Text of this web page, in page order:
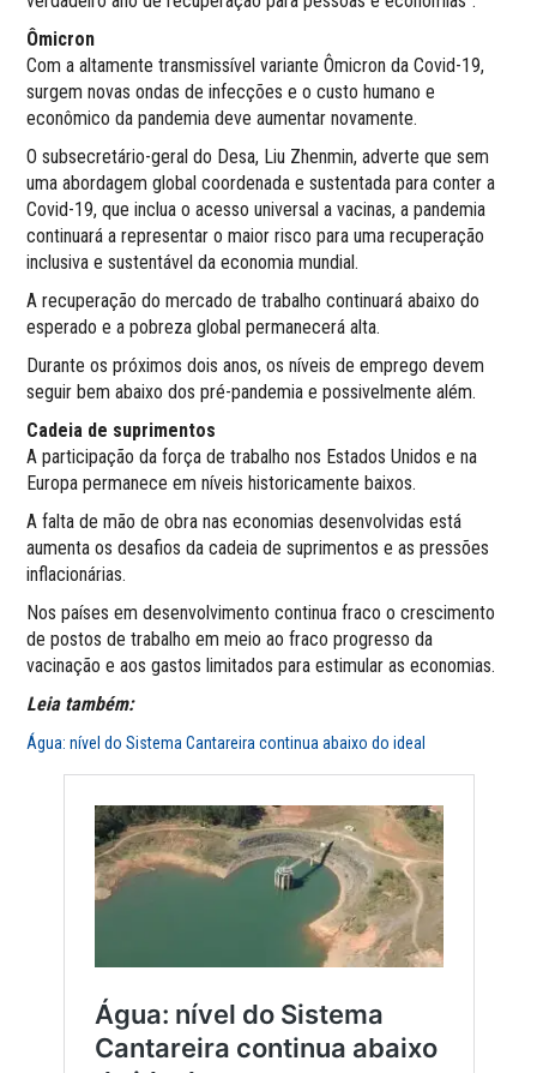
Ômicron
Com a altamente transmissível variante Ômicron da Covid-19,
surgem novas ondas de infecções e o custo humano e
econômico da pandemia deve aumentar novamente.
O subsecretário-geral do Desa, Liu Zhenmin, adverte que sem
uma abordagem global coordenada e sustentada para conter a
Covid-19, que inclua o acesso universal a vacinas, a pandemia
continuará a representar o maior risco para uma recuperação
inclusiva e sustentável da economia mundial.
A recuperação do mercado de trabalho continuará abaixo do
esperado e a pobreza global permanecerá alta.
Durante os próximos dois anos, os níveis de emprego devem
seguir bem abaixo dos pré-pandemia e possivelmente além.
Cadeia de suprimentos
A participação da força de trabalho nos Estados Unidos e na
Europa permanece em níveis historicamente baixos.
A falta de mão de obra nas economias desenvolvidas está
aumenta os desafios da cadeia de suprimentos e as pressões
inflacionárias.
Nos países em desenvolvimento continua fraco o crescimento
de postos de trabalho em meio ao fraco progresso da
vacinação e aos gastos limitados para estimular as economias.
Leia também:
Água: nível do Sistema Cantareira continua abaixo do ideal